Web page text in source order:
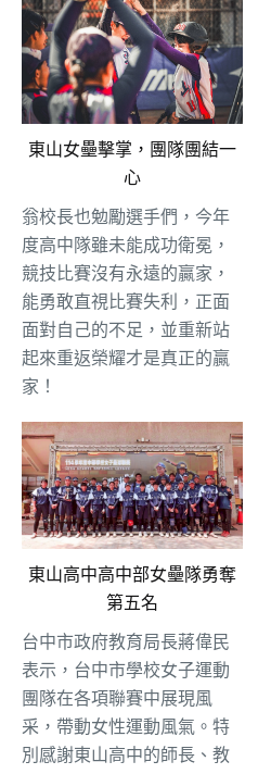
東山女壘擊掌，團隊團結一
心
翁校長也勉勵選手們，今年
度高中隊雖未能成功衛冕，
競技比賽沒有永遠的贏家，
能勇敢直視比賽失利，正面
面對自己的不足，並重新站
起來重返榮耀才是真正的贏
家！
東山高中高中部女壘隊勇奪
第五名
台中市政府教育局長蔣偉民
表示，台中市學校女子運動
團隊在各項聯賽中展現風
采，帶動女性運動風氣。特
別感謝東山高中的師長、教